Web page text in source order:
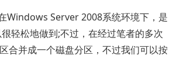
Server 2008系统环境下，是
轻松地做到;不过，在经过笔者的多次
合并成一个磁盘分区，不过我们可以按